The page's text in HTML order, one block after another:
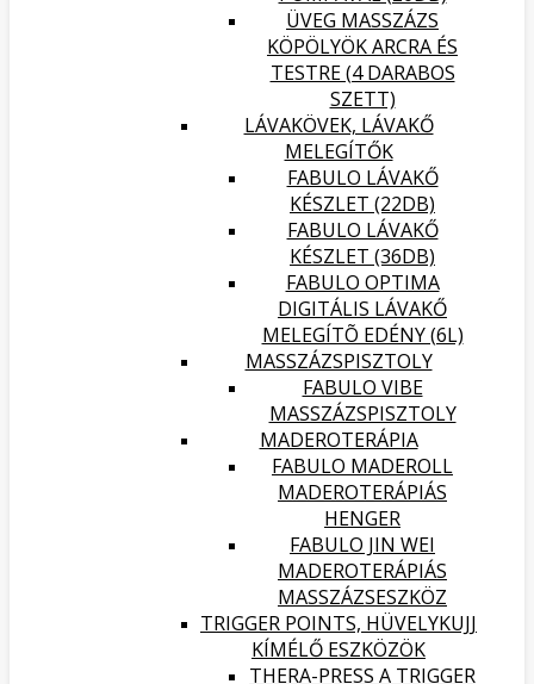
ÜVEG MASSZÁZS
KÖPÖLYÖK ARCRA ÉS
TESTRE (4 DARABOS
SZETT)
LÁVAKÖVEK, LÁVAKŐ
MELEGÍTŐK
FABULO LÁVAKŐ
KÉSZLET (22DB)
FABULO LÁVAKŐ
KÉSZLET (36DB)
FABULO OPTIMA
DIGITÁLIS LÁVAKŐ
MELEGÍTÕ EDÉNY (6L)
MASSZÁZSPISZTOLY
FABULO VIBE
MASSZÁZSPISZTOLY
MADEROTERÁPIA
FABULO MADEROLL
MADEROTERÁPIÁS
HENGER
FABULO JIN WEI
MADEROTERÁPIÁS
MASSZÁZSESZKÖZ
TRIGGER POINTS, HÜVELYKUJJ
KÍMÉLŐ ESZKÖZÖK
THERA-PRESS A TRIGGER